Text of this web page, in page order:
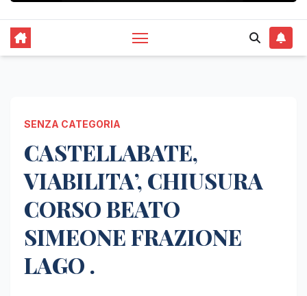
SENZA CATEGORIA
CASTELLABATE,
VIABILITA’, CHIUSURA
CORSO BEATO
SIMEONE FRAZIONE
LAGO .